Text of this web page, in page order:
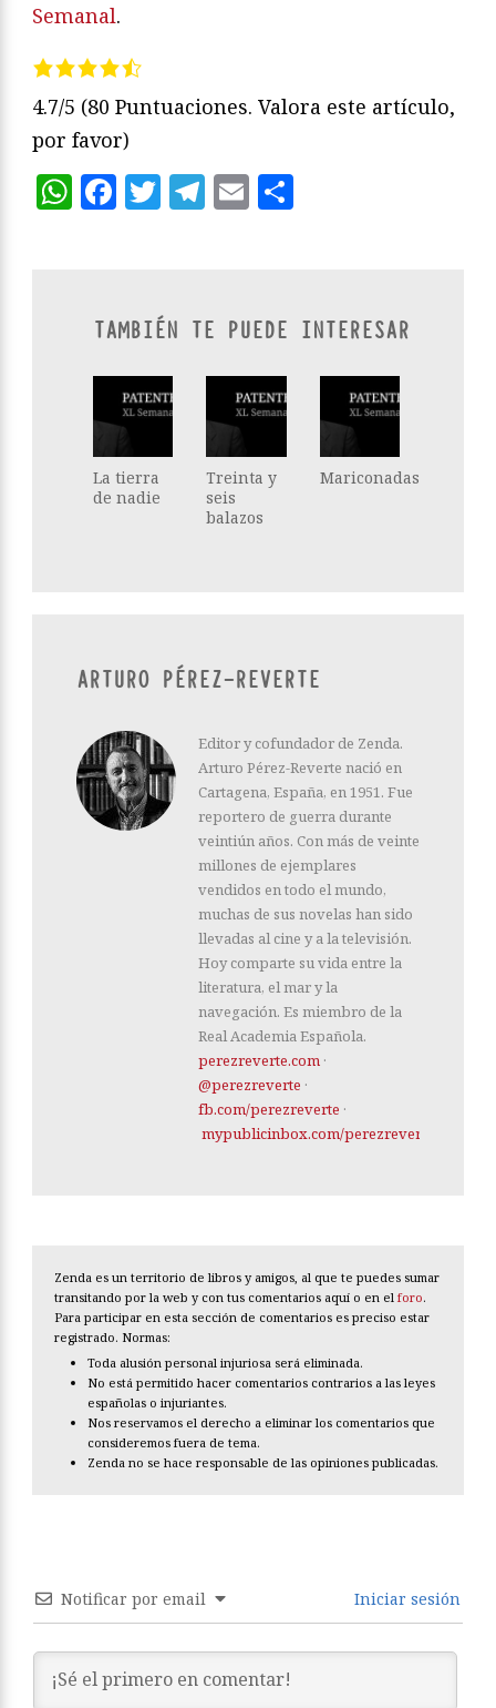
Semanal.
4.7/5 (80 Puntuaciones. Valora este artículo,
por favor)
WhatsApp
Facebook
Twitter
Telegram
Email
TAMBIÉN TE PUEDE INTERESAR
La tierra
de nadie
Treinta y
seis
balazos
Mariconadas
ARTURO PÉREZ-REVERTE
Editor y cofundador de Zenda.
Arturo Pérez-Reverte nació en
Cartagena, España, en 1951. Fue
reportero de guerra durante
veintiún años. Con más de veinte
millones de ejemplares
vendidos en todo el mundo,
muchas de sus novelas han sido
llevadas al cine y a la televisión.
Hoy comparte su vida entre la
literatura, el mar y la
navegación. Es miembro de la
Real Academia Española.
perezreverte.com ·
@perezreverte ·
fb.com/perezreverte ·
mypublicinbox.com/perezreverte
Zenda es un territorio de libros y amigos, al que te puedes sumar
transitando por la web y con tus comentarios aquí o en el foro.
Para participar en esta sección de comentarios es preciso estar
registrado. Normas:
Toda alusión personal injuriosa será eliminada.
No está permitido hacer comentarios contrarios a las leyes
españolas o injuriantes.
Nos reservamos el derecho a eliminar los comentarios que
consideremos fuera de tema.
Zenda no se hace responsable de las opiniones publicadas.
Notificar por email Iniciar sesión